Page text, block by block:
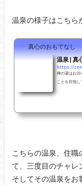
温泉の様子はこちら
真心のおもてなし
温泉 | 真
https://
禅の湯はお泊
ことを目指し
こちらの温泉、住職
て、三度目のチャレ
そしてその温泉をお